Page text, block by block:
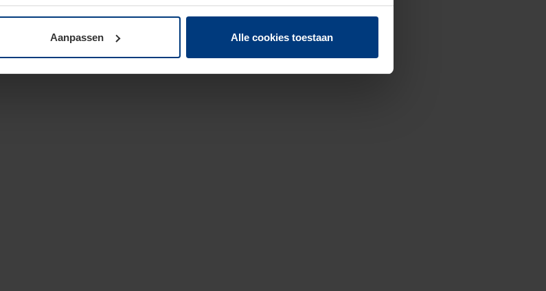
Privacyverklaringop onze website wijzigen of herroepen.
Aanpassen Alle cookies toestaan